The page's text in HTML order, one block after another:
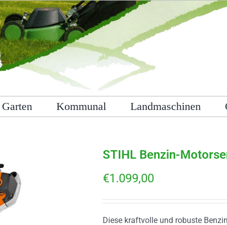
Garten Kommunal Landmaschinen
STIHL Benzin-
€1.099,00
Diese kraftvolle und robuste